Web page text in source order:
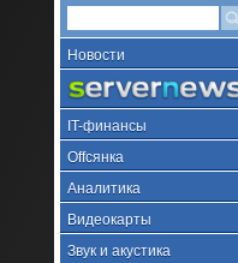
Новости
IT-финансы
Offсянка
Аналитика
Видеокарты
Звук и акустика